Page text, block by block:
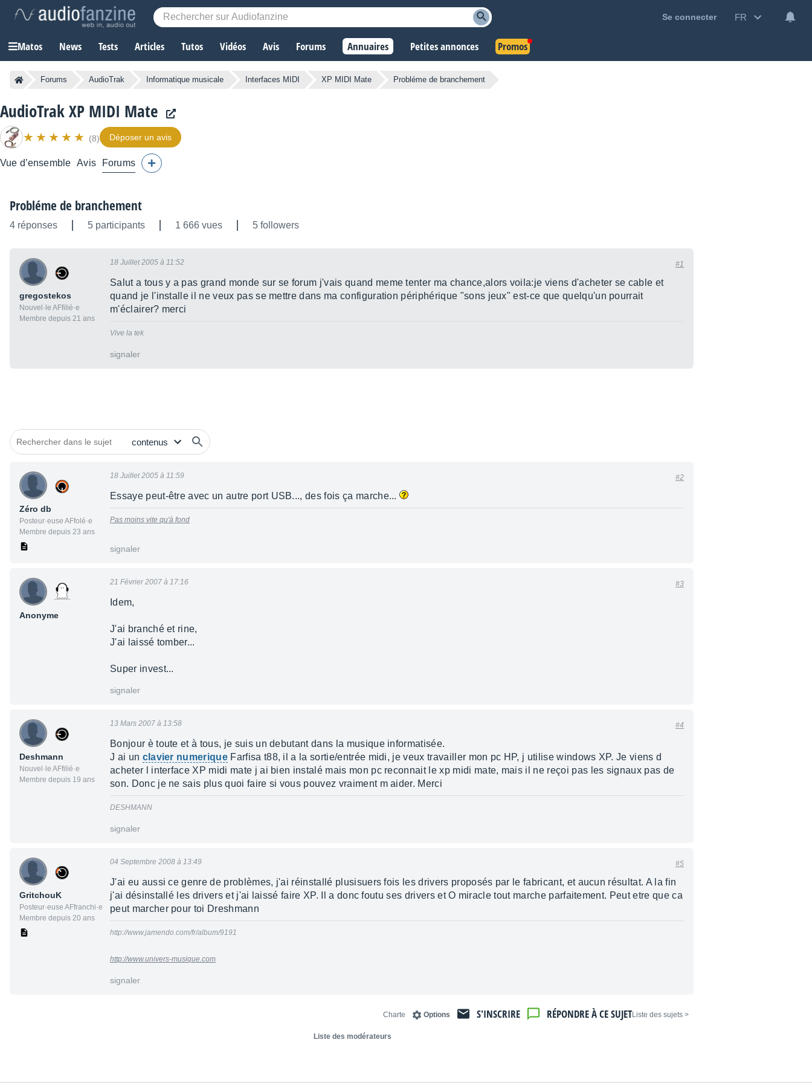
Se connecter FR
Matos News Tests Articles Tutos Vidéos Avis Forums Annuaires Petites annonces Promos
Forums AudioTrak Informatique musicale Interfaces MIDI XP MIDI Mate Probléme de branchement
AudioTrak XP MIDI Mate
(8) Déposer un avis
Vue d’ensemble Avis Forums
Probléme de branchement
4 réponses 5 participants 1 666 vues 5 followers
gregostekos
Nouvel·le AFfilié·e
Membre depuis 21 ans
18 Juillet 2005 à 11:52 #1
Salut a tous y a pas grand monde sur se forum j'vais quand meme tenter ma chance,alors voila:je viens d'acheter se cable et
quand je l'installe il ne veux pas se mettre dans ma configuration périphérique "sons jeux" est-ce que quelqu'un pourrait
m'éclairer? merci
Vive la tek
signaler
Zéro db
Posteur·euse AFfolé·e
Membre depuis 23 ans
18 Juillet 2005 à 11:59 #2
Essaye peut-être avec un autre port USB..., des fois ça marche...
Pas moins vite qu'à fond
signaler
Anonyme
21 Février 2007 à 17:16 #3
Idem,
J'ai branché et rine,
J'ai laissé tomber...
Super invest...
signaler
Deshmann
Nouvel·le AFfilié·e
Membre depuis 19 ans
13 Mars 2007 à 13:58 #4
Bonjour è toute et à tous, je suis un debutant dans la musique informatisée.
J ai un clavier numerique Farfisa t88, il a la sortie/entrée midi, je veux travailler mon pc HP, j utilise windows XP. Je viens d
acheter l interface XP midi mate j ai bien instalé mais mon pc reconnait le xp midi mate, mais il ne reçoi pas les signaux pas de
son. Donc je ne sais plus quoi faire si vous pouvez vraiment m aider. Merci
DESHMANN
signaler
GritchouK
Posteur·euse AFfranchi·e
Membre depuis 20 ans
04 Septembre 2008 à 13:49 #5
J'ai eu aussi ce genre de problèmes, j'ai réinstallé plusisuers fois les drivers proposés par le fabricant, et aucun résultat. A la fin
j'ai désinstallé les drivers et j'ai laissé faire XP. Il a donc foutu ses drivers et O miracle tout marche parfaitement. Peut etre que ca
peut marcher pour toi Dreshmann
http://www.jamendo.com/fr/album/9191
http://www.univers-musique.com
signaler
< Liste des sujets
RÉPONDRE À CE SUJET
S'INSCRIRE
Options
Charte
Liste des modérateurs